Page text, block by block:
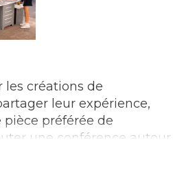
les créations de
leur expérience,
préférée de
une conférence autour
votre argile à modeler,
ou au modelage,